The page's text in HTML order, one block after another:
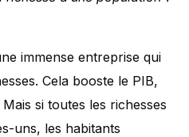
immense entreprise qui
Cela booste le PIB,
si toutes les richesses
uns, les habitants